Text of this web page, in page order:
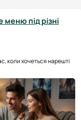
меню під різні
коли хочеться нарешті